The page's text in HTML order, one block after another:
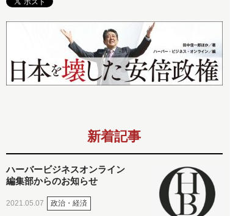
新着記事
ハーバービジネスオンライン
編集部からのお知らせ
2021.05.07 政治・経済